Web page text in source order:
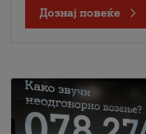
Дознај повеќе